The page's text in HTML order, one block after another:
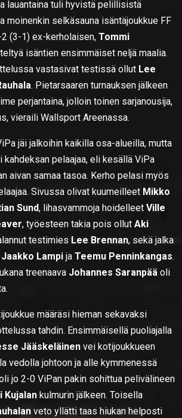
lauantaina tuli hyvistä pelillisistä
moinenkin selkäsauna isäntäjoukkue FF
(3-1) ex-kerholaisen,Tommi
isäntien ensimmäiset neljä maalia.
vastasivat testissä ollut Lee
. Pietarsaaren turnauksen jälkeen
perjantaina, jolloin toinen sarjanousija,
vieraili Wallsport Areenassa.
jäi jalkoihin kaikilla osa-alueilla, mutta
pelaajaa, eli kesällä ViPa
aivan samaa tasoa. Kerho pelasi myös
Sivussa olivat kuumeilleet Mikko
Sund, lihasvammoja hoidelleetVille
, työesteen takia pois ollutAki
testimies Lee Brennan, sekä jalka
Jaakko Lampi jaTeemu Penninkangas.
treenaava Johannes Saranpää oli
määräsi hieman sekavaksi
tahdin. Ensimmäisellä puoliajalla
Jääskeläinenvei kotijoukkueen
vedolla johtoon ja alle kymmenessä
jo 2-0 ViPan pakin sohittua pelivälineen
Kujalan kulmurin jälkeen. Toisella
veto yllätti taas hiukan helposti